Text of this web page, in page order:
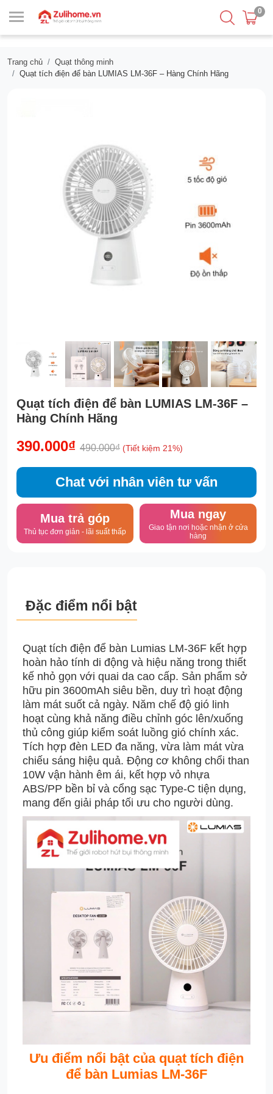
0
Trang chủ
Quạt thông minh
Quạt tích điện để bàn LUMIAS LM-36F – Hàng Chính Hãng
Quạt tích điện để bàn LUMIAS LM-36F –
Hàng Chính Hãng
390.000₫ 490.000₫ (Tiết kiệm 21%)
Chat với nhân viên tư vấn
Mua trả góp
Thủ tục đơn giản - lãi suất thấp
Mua ngay
Giao tận nơi hoặc nhận ở cửa
hàng
Đặc điểm nổi bật
Quạt tích điện để bàn Lumias LM-36F kết hợp
hoàn hảo tính di động và hiệu năng trong thiết
kế nhỏ gọn với quai da cao cấp. Sản phẩm sở
hữu pin 3600mAh siêu bền, duy trì hoạt động
làm mát suốt cả ngày. Năm chế độ gió linh
hoạt cùng khả năng điều chỉnh góc lên/xuống
thủ công giúp kiểm soát luồng gió chính xác.
Tích hợp đèn LED đa năng, vừa làm mát vừa
chiếu sáng hiệu quả. Động cơ không chổi than
10W vận hành êm ái, kết hợp vỏ nhựa
ABS/PP bền bỉ và cổng sạc Type-C tiện dụng,
mang đến giải pháp tối ưu cho người dùng.
Ưu điểm nổi bật của quạt tích điện
để bàn Lumias LM-36F